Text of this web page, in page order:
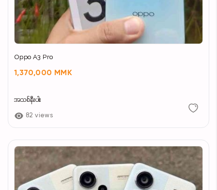
Oppo A3 Pro
1,370,000 MMK
အသစ်နီးပါး
82 views